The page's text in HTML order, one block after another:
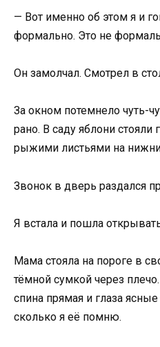
— Вот именно об этом я и
формально. Это не
Он замолчал. Смотрел в
За окном потемнело чуть-
рано. В саду яблони
рыжими листьями на
Звонок в дверь раздался
Я встала и пошла
Мама стояла на пороге в
тёмной сумкой через
спина прямая и глаза
сколько я её помню.